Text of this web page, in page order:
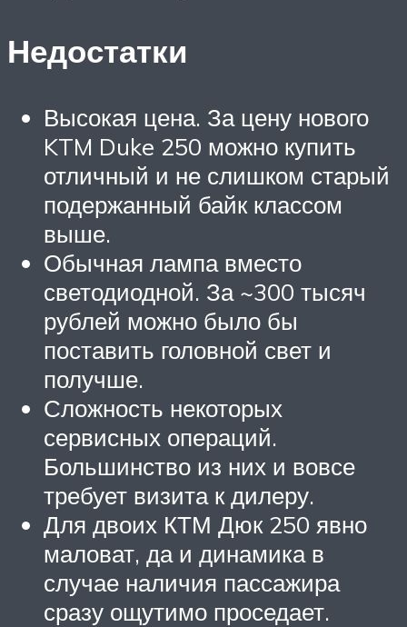
Недостатки
Высокая цена. За цену нового
KTM Duke 250 можно купить
отличный и не слишком старый
подержанный байк классом
выше.
Обычная лампа вместо
светодиодной. За ~300 тысяч
рублей можно было бы
поставить головной свет и
получше.
Сложность некоторых
сервисных операций.
Большинство из них и вовсе
требует визита к дилеру.
Для двоих КТМ Дюк 250 явно
маловат, да и динамика в
случае наличия пассажира
сразу ощутимо проседает.